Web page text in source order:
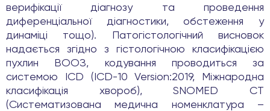
верифікації діагнозу та проведення
диференціальної діагностики, обстеження у
динаміці тощо). Патогістологічний висновок
надається згідно з гістологічною класифікацією
пухлин ВООЗ, кодування проводиться за
системою ICD (ICD-10 Version:2019, Міжнародна
класифікація хвороб), SNOMED CT
(Систематизована медична номенклатура –